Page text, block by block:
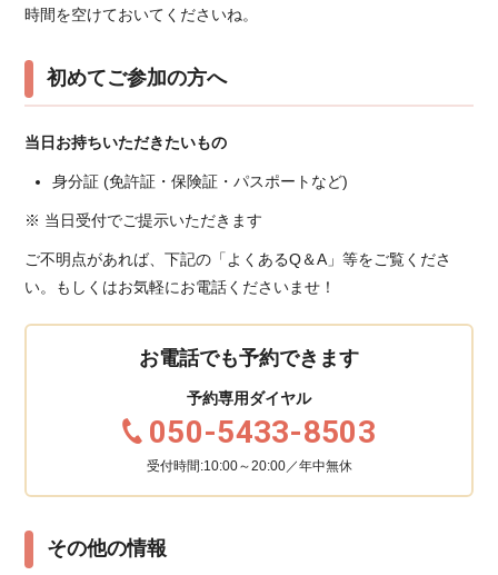
時間を空けておいてくださいね。
初めてご参加の方へ
当日お持ちいただきたいもの
身分証 (免許証・保険証・パスポートなど)
※ 当日受付でご提示いただきます
ご不明点があれば、下記の「よくあるQ＆A」等をご覧くださ
い。もしくはお気軽にお電話くださいませ！
お電話でも予約できます
予約専用ダイヤル
050-5433-8503
受付時間:10:00～20:00／年中無休
その他の情報